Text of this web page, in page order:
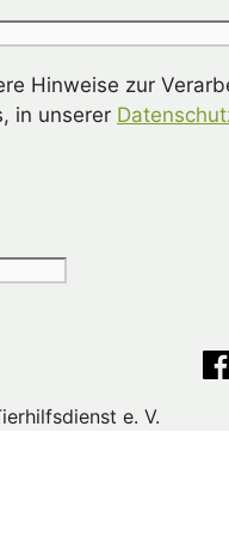
Hinweise zur
in unserer
e. V.